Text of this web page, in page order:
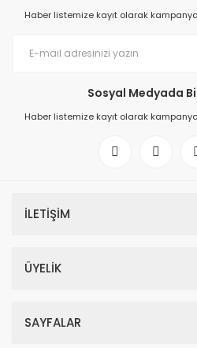
Haber listemize kayıt olarak
Sosyal Medyada
Haber listemize kayıt olarak
İLETİŞİM
ÜYELİK
SAYFALAR